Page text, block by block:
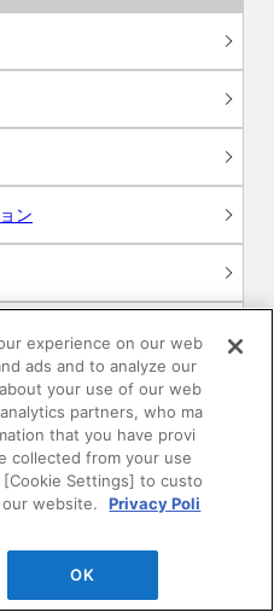
ン
experience on our web
ads and to analyze our
your use of our web
partners, who ma
that you have provi
collected from your use
Settings] to custo
website.
Privacy Poli
OK